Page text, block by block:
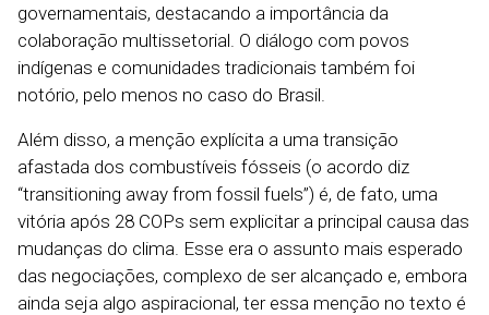
governamentais, destacando a importância da
colaboração multissetorial. O diálogo com povos
indígenas e comunidades tradicionais também foi
notório, pelo menos no caso do Brasil.
Além disso, a menção explícita a uma transição
afastada dos combustíveis fósseis (o acordo diz
“transitioning away from fossil fuels”) é, de fato, uma
vitória após 28 COPs sem explicitar a principal causa das
mudanças do clima. Esse era o assunto mais esperado
das negociações, complexo de ser alcançado e, embora
ainda seja algo aspiracional, ter essa menção no texto é